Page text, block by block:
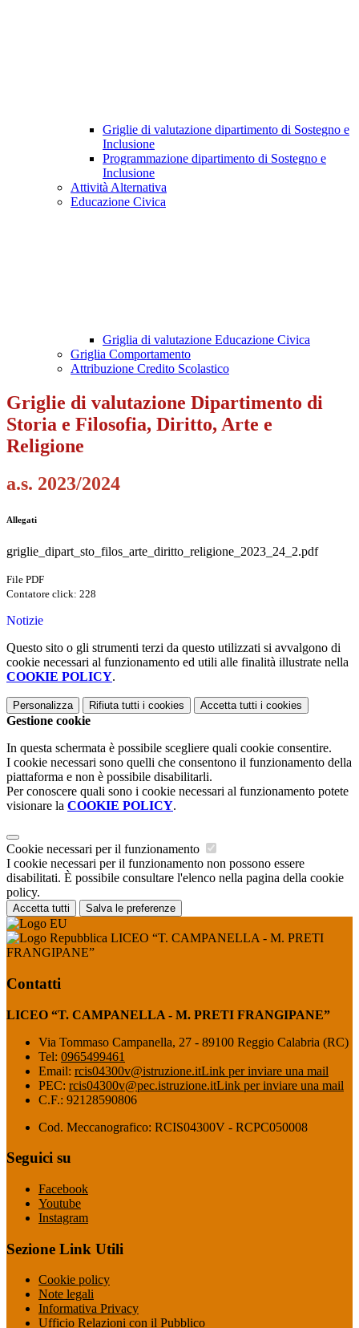
Griglie di valutazione dipartimento di Sostegno e
Inclusione
Programmazione dipartimento di Sostegno e
Inclusione
Attività Alternativa
Educazione Civica
Griglia di valutazione Educazione Civica
Griglia Comportamento
Attribuzione Credito Scolastico
Griglie di valutazione Dipartimento di
Storia e Filosofia, Diritto, Arte e
Religione
a.s. 2023/2024
Allegati
griglie_dipart_sto_filos_arte_diritto_religione_2023_24_2.pdf
File PDF
Contatore click: 228
Notizie
Questo sito o gli strumenti terzi da questo utilizzati si avvalgono di
cookie necessari al funzionamento ed utili alle finalità illustrate nella
COOKIE POLICY.
Personalizza Rifiuta tutti i cookies Accetta tutti i cookies
Gestione cookie
In questa schermata è possibile scegliere quali cookie consentire.
I cookie necessari sono quelli che consentono il funzionamento della
piattaforma e non è possibile disabilitarli.
Per conoscere quali sono i cookie necessari al funzionamento potete
visionare la COOKIE POLICY.
Cookie necessari per il funzionamento
I cookie necessari per il funzionamento non possono essere
disabilitati. È possibile consultare l'elenco nella pagina della cookie
policy.
Accetta tutti Salva le preferenze
LICEO “T. CAMPANELLA - M. PRETI
FRANGIPANE”
Contatti
LICEO “T. CAMPANELLA - M. PRETI FRANGIPANE”
Via Tommaso Campanella, 27 - 89100 Reggio Calabria (RC)
Tel: 0965499461
Email: rcis04300v@istruzione.itLink per inviare una mail
PEC: rcis04300v@pec.istruzione.itLink per inviare una mail
C.F.: 92128590806
Cod. Meccanografico: RCIS04300V - RCPC050008
Seguici su
Facebook
Youtube
Instagram
Sezione Link Utili
Cookie policy
Note legali
Informativa Privacy
Ufficio Relazioni con il Pubblico